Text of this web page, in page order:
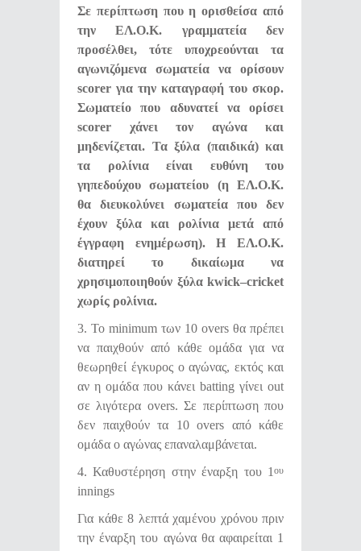
Σε περίπτωση που η ορισθείσα από
την ΕΛ.Ο.Κ. γραμματεία δεν
προσέλθει, τότε υποχρεούνται τα
αγωνιζόμενα σωματεία να ορίσουν
scorer για την καταγραφή του σκορ.
Σωματείο που αδυνατεί να ορίσει
scorer χάνει τον αγώνα και
μηδενίζεται. Τα ξύλα (παιδικά) και
τα ρολίνια είναι ευθύνη του
γηπεδούχου σωματείου (η ΕΛ.Ο.Κ.
θα διευκολύνει σωματεία που δεν
έχουν ξύλα και ρολίνια μετά από
έγγραφη ενημέρωση). Η ΕΛ.Ο.Κ.
διατηρεί το δικαίωμα να
χρησιμοποιηθούν ξύλα kwick–cricket
χωρίς ρολίνια.
3. Το minimum των 10 overs θα πρέπει
να παιχθούν από κάθε ομάδα για να
θεωρηθεί έγκυρος ο αγώνας, εκτός και
αν η ομάδα που κάνει batting γίνει out
σε λιγότερα overs. Σε περίπτωση που
δεν παιχθούν τα 10 overs από κάθε
ομάδα ο αγώνας επαναλαμβάνεται.
4. Καθυστέρηση στην έναρξη του 1 ου
innings
Για κάθε 8 λεπτά χαμένου χρόνου πριν
την έναρξη του αγώνα θα αφαιρείται 1